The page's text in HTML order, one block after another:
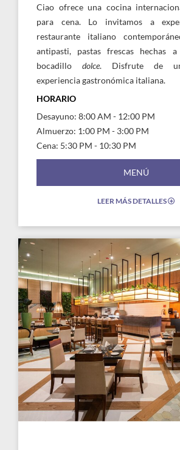
Ciao ofrece una cocina
para cena. Lo invitamos a
restaurante italiano
antipasti, pastas frescas hechas
bocadillo dolce. Disfrute de
experiencia gastronómica italiana.
HORARIO
Desayuno: 8:00 AM - 12:00 PM
Almuerzo: 1:00 PM - 3:00 PM
Cena: 5:30 PM - 10:30 PM
MENÚ
LEER MÁS DETALLES
Link
to
Larger
Image,
Ciao
Trattoria
Restaurant
Hard
Rock
Punta
Cana